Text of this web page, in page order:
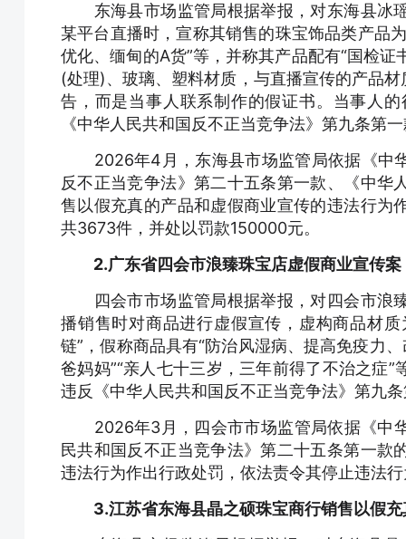
东海县市场监管局根据举报，对东海县冰
某平台直播时，宣称其销售的珠宝饰品类产品
优化、缅甸的A货”等，并称其产品配有“国检
(处理)、玻璃、塑料材质，与直播宣传的产品
告，而是当事人联系制作的假证书。当事人
《中华人民共和国反不正当竞争法》第九条第
2026年4月，东海县市场监管局依据《中华
反不正当竞争法》第二十五条第一款、《中华
售以假充真的产品和虚假商业宣传的违法行为
共3673件，并处以罚款150000元。
2.广东省四会市浪臻珠宝店虚假商业宣传案
四会市市场监管局根据举报，对四会市浪
播销售时对商品进行虚假宣传，虚构商品材
链”，假称商品具有“防治风湿病、提高免疫力
爸妈妈”“亲人七十三岁，三年前得了不治之症
违反《中华人民共和国反不正当竞争法》第九
2026年3月，四会市市场监管局依据《中华
民共和国反不正当竞争法》第二十五条第一款
违法行为作出行政处罚，依法责令其停止违法
3.江苏省东海县晶之硕珠宝商行销售以假